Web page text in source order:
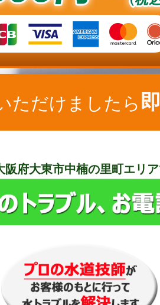
ただけましたら
阪府大東市中楠の里町エリ